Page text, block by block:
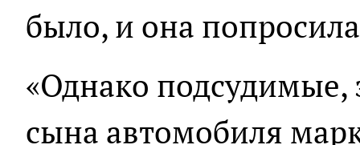
было, и она
«Однако подсудимые,
сына автомобиля